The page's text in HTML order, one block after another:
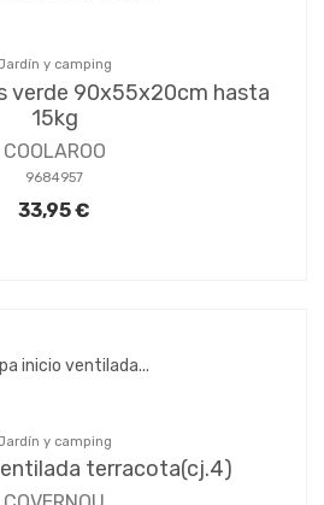
y camping
verde 90x55x20cm hasta
15kg
COOLAROO
9684957
33,95 €
y camping
terracota(cj.4)